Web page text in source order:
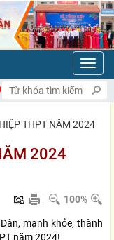
TIN ĐIỆN TỬ TRƯỜNG
THPT NĂM 2024
2024
100%
mạnh khỏe, thành
năm 2024!